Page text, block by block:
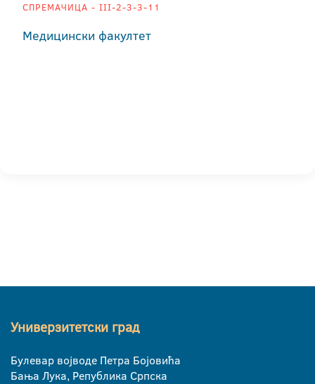
СПРЕМАЧИЦА - III-2-3-3-11
Медицински факултет
Универзитетски град
Булевар војводе Петра Бојовића
Бања Лука, Република Српска